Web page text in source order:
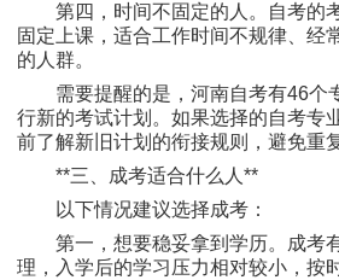
第四，时间不固定的人。自考的
固定上课，适合工作时间不规律、经
的人群。
需要提醒的是，河南自考有46个
行新的考试计划。如果选择的自考专
前了解新旧计划的衔接规则，避免重
**三、成考适合什么人**
以下情况建议选择成考：
第一，想要稳妥拿到学历。成考
理，入学后的学习压力相对较小，按